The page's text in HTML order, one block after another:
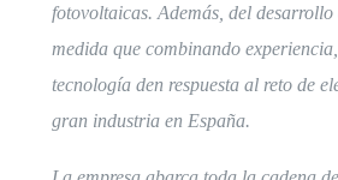
fotovoltaicas. Además, del desarrollo
medida que combinando
tecnología den respuesta al reto de
gran industria en España.